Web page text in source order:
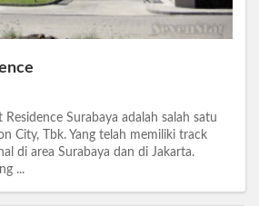
Surabaya adalah salah satu
City, Tbk. Yang telah memiliki track
di area Surabaya dan di Jakarta.
...